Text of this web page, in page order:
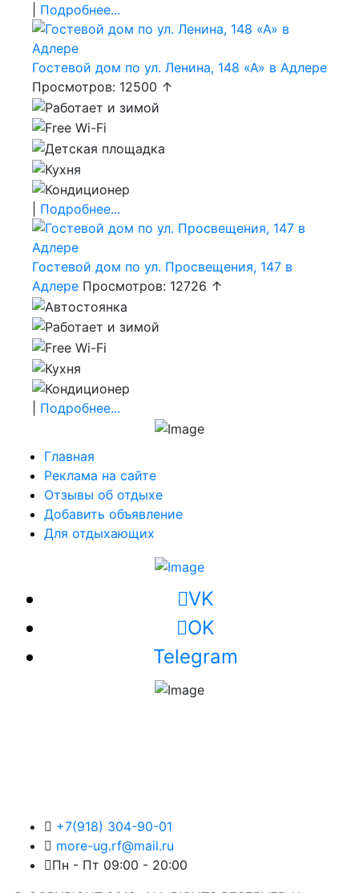
Подробнее...
Гостевой дом по ул. Ленина, 148 «А» в Адлере
Просмотров: 12500 ↑
Подробнее...
Гостевой дом по ул. Просвещения, 147 в
Адлере Просмотров: 12726 ↑
Подробнее...
Главная
Реклама на сайте
Отзывы об отдыхе
Добавить объявление
Для отдыхающих
VK
OK
Telegram
+7(918) 304-90-01
more-ug.rf@mail.ru
Пн - Пт 09:00 - 20:00